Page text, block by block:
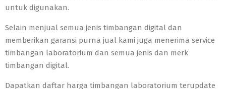
untuk digunakan.
Selain menjual semua jenis timbangan digital dan
memberikan garansi purna jual kami juga menerima service
timbangan laboratorium dan semua jenis dan merk
timbangan digital.
Dapatkan daftar harga timbangan laboratorium terupdate